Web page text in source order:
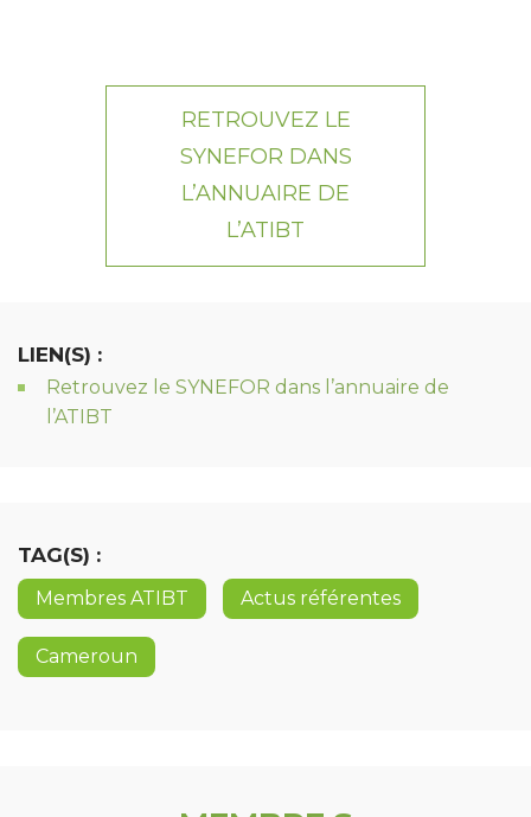
RETROUVEZ LE
SYNEFOR DANS
L’ANNUAIRE DE
L’ATIBT
LIEN(S) :
Retrouvez le SYNEFOR dans l’annuaire de
l’ATIBT
TAG(S) :
Membres ATIBT Actus référentes
Cameroun